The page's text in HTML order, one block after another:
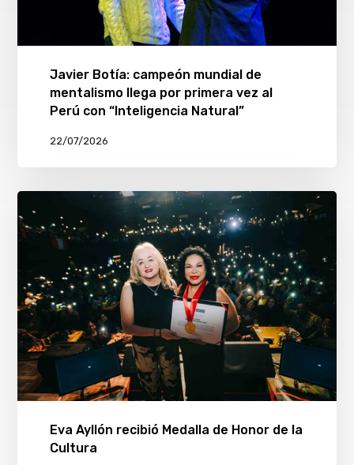
Javier Botía: campeón mundial de
mentalismo llega por primera vez al
Perú con “Inteligencia Natural”
22/07/2026
Eva Ayllón recibió Medalla de Honor de la
Cultura